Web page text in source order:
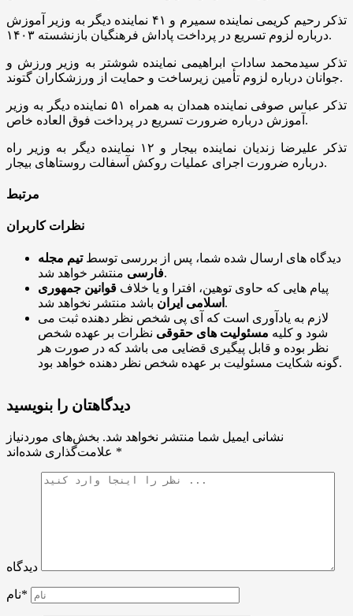
تذکر رحیم کریمی نماینده سمیرم و ۴۱ نماینده دیگر به وزیر آموزش
درباره لزوم تسریع در پرداخت پاداش فرهنگیان بازنشسته ۱۴۰۳.
تذکر سیدمحمد سادات ابراهیمی نماینده شوشتر به وزیر ورزش و
جوانان درباره لزوم تأمین زیرساخت و حمایت از ورزشکاران گتوند.
تذکر عباس صوفی نماینده همدان به همراه ۵۱ نماینده دیگر به وزیر
آموزش درباره ضرورت تسریع در پرداخت فوق العاده خاص.
تذکر علیرضا زندیان نماینده بیجار و ۱۲ نماینده دیگر به وزیر راه
درباره ضرورت اجرای عملیات روکش آسفالت روستاهای بیجار.
مرتبط
نظرات کاربران
دیدگاه های ارسال شده شما، پس از بررسی توسطتیم مجله
فارسیمنتشر خواهد شد.
پیام هایی که حاوی توهین، افترا و یا خلاف قوانین جمهوری
اسلامی ایران باشد منتشر نخواهد شد.
لازم به یادآوری است که آی پی شخص نظر دهنده ثبت می
شود و کلیه مسئولیت های حقوقی نظرات بر عهده شخص
نظر بوده و قابل پیگیری قضایی می باشد که در صورت هر
گونه شکایت مسئولیت بر عهده شخص نظر دهنده خواهد بود.
دیدگاهتان را بنویسید
نشانی ایمیل شما منتشر نخواهد شد. بخش‌های موردنیاز
*
دیدگاه
نام*